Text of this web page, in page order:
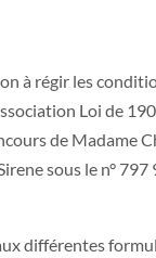
à régir les
Loi de
de Madame
sous le n° 797
différentes